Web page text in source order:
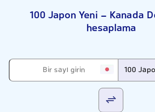
100 Japon Yeni - Kanada
hesaplama